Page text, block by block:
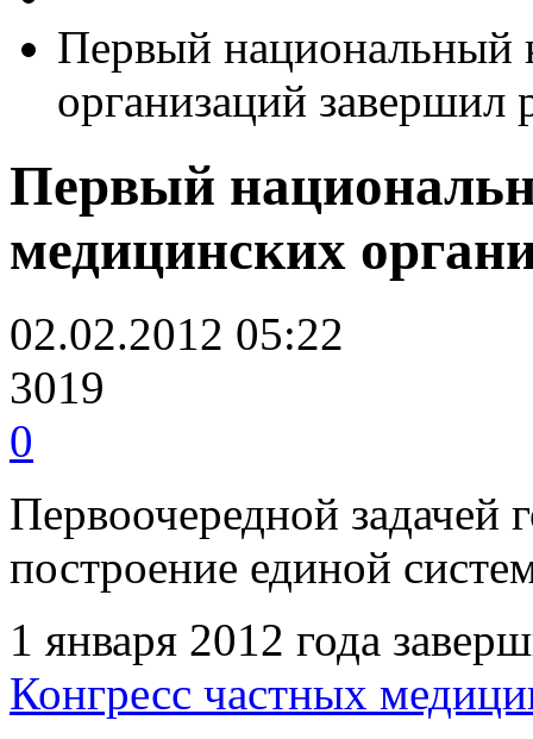
Первый национальный
организаций завершил
Первый
медицинских
02.02.2012 05:22
3019
0
Первоочередной задачей
построение единой
1 января 2012 года
Конгресс частных